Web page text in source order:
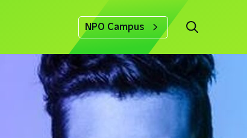
NPO Campus